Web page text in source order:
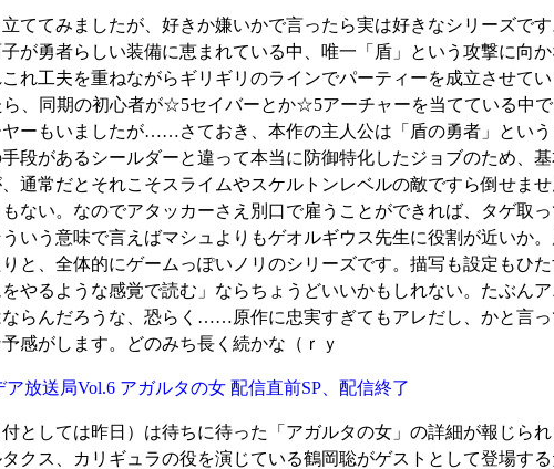
ててみましたが、好きか嫌いかで言ったら実は好きなシリーズで
が勇者らしい装備に恵まれている中、唯一「盾」という攻撃に向
れ工夫を重ねながらギリギリのラインでパーティーを成立させて
、同期の初心者が☆5セイバーとか☆5アーチャーを当てている中
ーもいましたが……さておき、本作の主人公は「盾の勇者」とい
段があるシールダーと違って本当に防御特化したジョブのため、
通常だとそれこそスライムやスケルトンレベルの敵ですら倒せま
ない。なのでアタッカーさえ別口で雇うことができれば、タゲ取
いう意味で言えばマシュよりもゲオルギウス先生に役割が近いか
と、全体的にゲームっぽいノリのシリーズです。描写も設定もひ
やるような感覚で読む」ならちょうどいいかもしれない。たぶん
らんだろうな、恐らく……原作に忠実すぎてもアレだし、かと言
感がします。どのみち長く続かな（ｒｙ
ア放送局Vol.6 アガルタの女 配信直前SP、配信終了
としては昨日）は待ちに待った「アガルタの女」の詳細が報じら
クス、カリギュラの役を演じている鶴岡聡がゲストとして登場